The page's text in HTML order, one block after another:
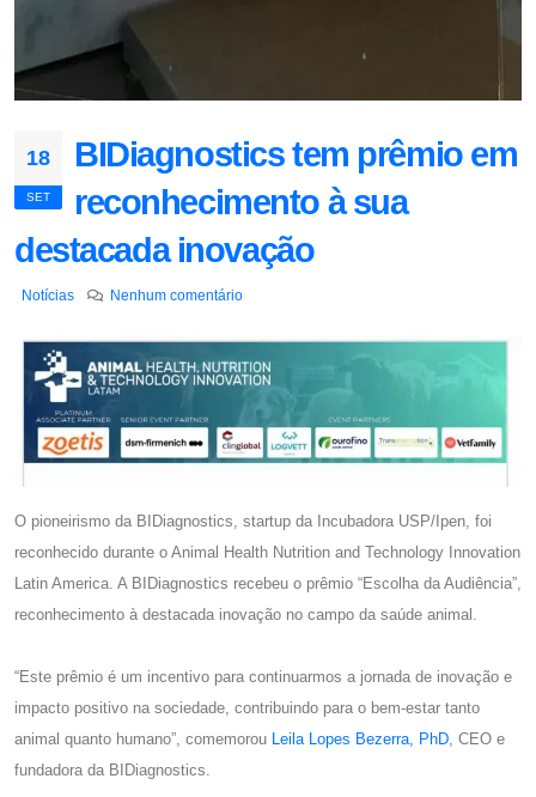
18
SET
BIDiagnostics tem prêmio em
reconhecimento à sua
destacada inovação
Notícias Nenhum comentário
O pioneirismo da BIDiagnostics, startup da Incubadora USP/Ipen, foi
reconhecido durante o Animal Health Nutrition and Technology Innovation
Latin America. A BIDiagnostics recebeu o prêmio “Escolha da Audiência”,
reconhecimento à destacada inovação no campo da saúde animal.
“Este prêmio é um incentivo para continuarmos a jornada de inovação e
impacto positivo na sociedade, contribuindo para o bem-estar tanto
animal quanto humano”, comemorou Leila Lopes Bezerra, PhD, CEO e
fundadora da BIDiagnostics.